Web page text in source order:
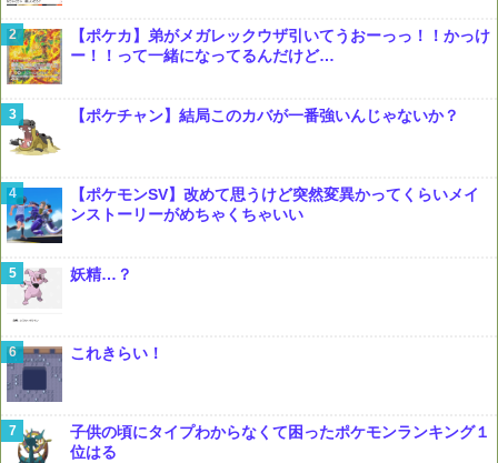
【ポケカ】弟がメガレックウザ引いてうおーっっ！！かっけ
ー！！って一緒になってるんだけど…
【ポケチャン】結局このカバが一番強いんじゃないか？
【ポケモンSV】改めて思うけど突然変異かってくらいメイ
ンストーリーがめちゃくちゃいい
妖精…？
これきらい！
子供の頃にタイプわからなくて困ったポケモンランキング１
位はる